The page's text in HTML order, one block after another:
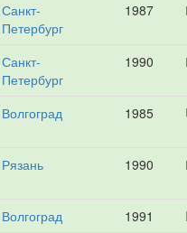
Санкт-
Петербург
1987
Санкт-
Петербург
1990
Волгоград 1985
Рязань 1990
Волгоград 1991